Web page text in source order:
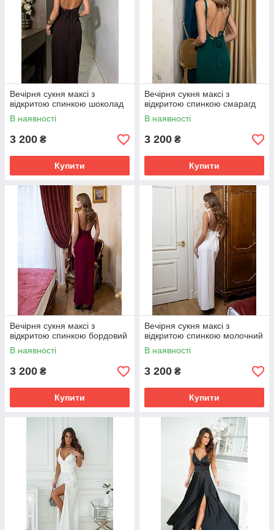
Вечірня сукня максі з
відкритою спинкою шоколад
В наявності
3 200 ₴
Купити
Вечірня сукня максі з
відкритою спинкою смарагд
В наявності
3 200 ₴
Купити
Вечірня сукня максі з
відкритою спинкою бордовий
В наявності
3 200 ₴
Купити
Вечірня сукня максі з
відкритою спинкою молочний
В наявності
3 200 ₴
Купити